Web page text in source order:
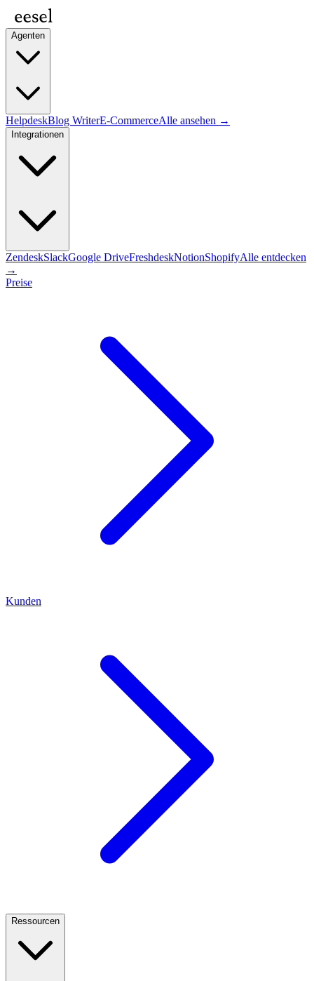
Agenten
HelpdeskBlog WriterE-CommerceAlle ansehen →
Integrationen
ZendeskSlackGoogle DriveFreshdeskNotionShopifyAlle entdecken
→
Preise
Kunden
Ressourcen